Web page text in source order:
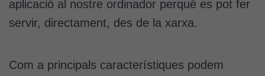
aplicació al nostre ordinador perquè es pot fer
servir, directament, des de la xarxa.
Com a principals característiques podem